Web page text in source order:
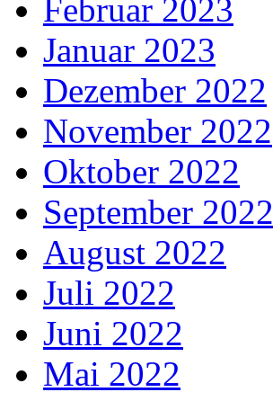
Februar 2023
Januar 2023
Dezember 2022
November 2022
Oktober 2022
September 2022
August 2022
Juli 2022
Juni 2022
Mai 2022